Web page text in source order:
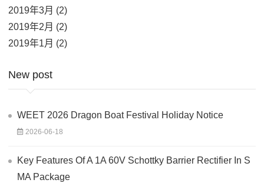
2019年3月 (2)
2019年2月 (2)
2019年1月 (2)
New post
WEET 2026 Dragon Boat Festival Holiday Notice
2026-06-18
Key Features Of A 1A 60V Schottky Barrier Rectifier In S
MA Package